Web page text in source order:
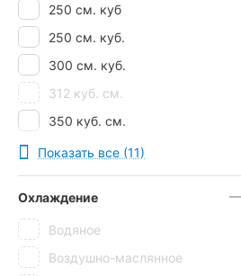
250 см. куб
250 см. куб.
300 см. куб.
312 куб. см.
350 куб. см.
400 куб. см.
Показать все (11)
Охлаждение
Водяное
Воздушно-маслянное